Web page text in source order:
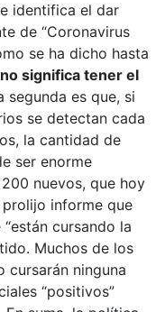
identifica el dar
de “Coronavirus
se ha dicho hasta
significa tener el
segunda es que, si
se detectan cada
la cantidad de
ser enorme
nuevos, que hoy
informe que
cursando la
Muchos de los
cursarán ninguna
“positivos”